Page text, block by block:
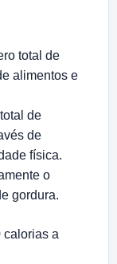
total de
alimentos e
de
de
física.
o
gordura.
calorias a